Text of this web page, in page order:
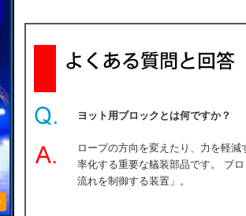
ヨット用ブロックとは何ですか？
ロープの方向を変えたり、力を軽
率化する重要な艤装部品です。 ブ
流れを制御する装置」。